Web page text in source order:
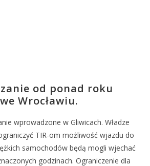
od ponad roku
Wrocławiu.
wprowadzone w Gliwicach. Władze
TIR-om możliwość wjazdu do
samochodów będą mogli wjechać
godzinach. Ograniczenie dla